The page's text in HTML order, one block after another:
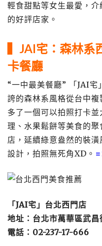
輕食甜點等女生最愛，
的好評店家。
▍JAI宅：森林系
卡餐廳
“一中最美餐廳” 「JAI
誇的森林系風格從台中
多了一個可以拍照打卡
理、水果鬆餅等美食的
店，延續綠意盎然的裝
設計，拍照無死角XD。
「JAI宅」台北西門店
地址：台北市萬華區武
電話：02-237-17-666